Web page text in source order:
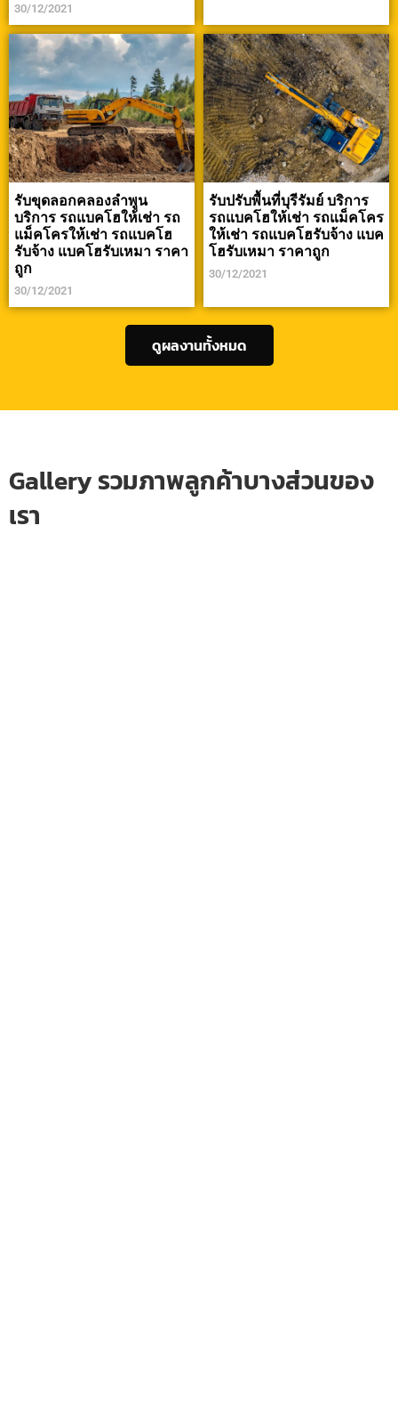
30/12/2021
รับขุดลอกคลองลำพูน
บริการ รถแบคโฮให้เช่า รถ
แม็คโครให้เช่า รถแบคโฮ
รับจ้าง แบคโฮรับเหมา ราคา
ถูก
30/12/2021
รับปรับพื้นที่บุรีรัมย์ บริการ
รถแบคโฮให้เช่า รถแม็คโคร
ให้เช่า รถแบคโฮรับจ้าง แบค
โฮรับเหมา ราคาถูก
30/12/2021
ดูผลงานทั้งหมด
Gallery รวมภาพลูกค้าบางส่วนของ
เรา